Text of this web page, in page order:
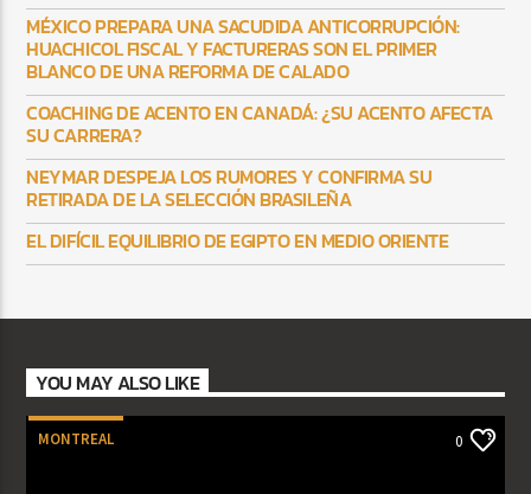
MÉXICO PREPARA UNA SACUDIDA ANTICORRUPCIÓN:
HUACHICOL FISCAL Y FACTURERAS SON EL PRIMER
BLANCO DE UNA REFORMA DE CALADO
COACHING DE ACENTO EN CANADÁ: ¿SU ACENTO AFECTA
SU CARRERA?
NEYMAR DESPEJA LOS RUMORES Y CONFIRMA SU
RETIRADA DE LA SELECCIÓN BRASILEÑA
EL DIFÍCIL EQUILIBRIO DE EGIPTO EN MEDIO ORIENTE
YOU MAY ALSO LIKE
MONTREAL 0